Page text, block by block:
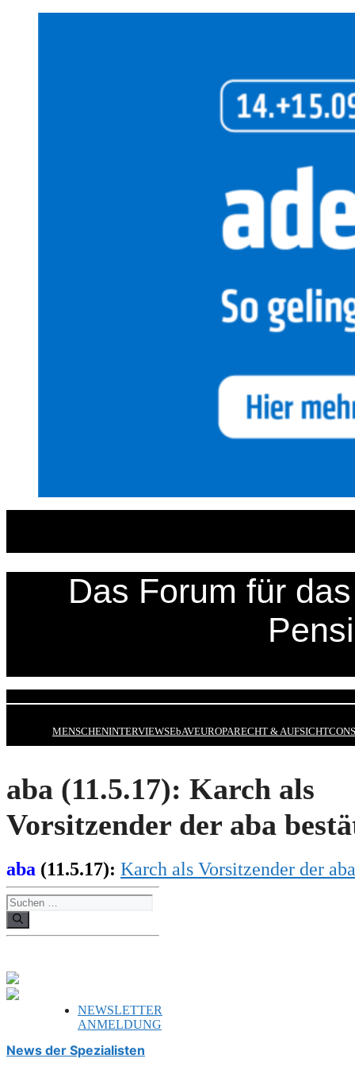
Das Forum für
MENSCHENINTERVIEWSEbAVEUROPARECHT & AUFSICHT
aba (11.5.17): Karch als
Vorsitzender der aba
aba (11.5.17): Karch als Vorsitzender der
Suchen
nach:
NEWSLETTER
ANMELDUNG
News der Spezialisten